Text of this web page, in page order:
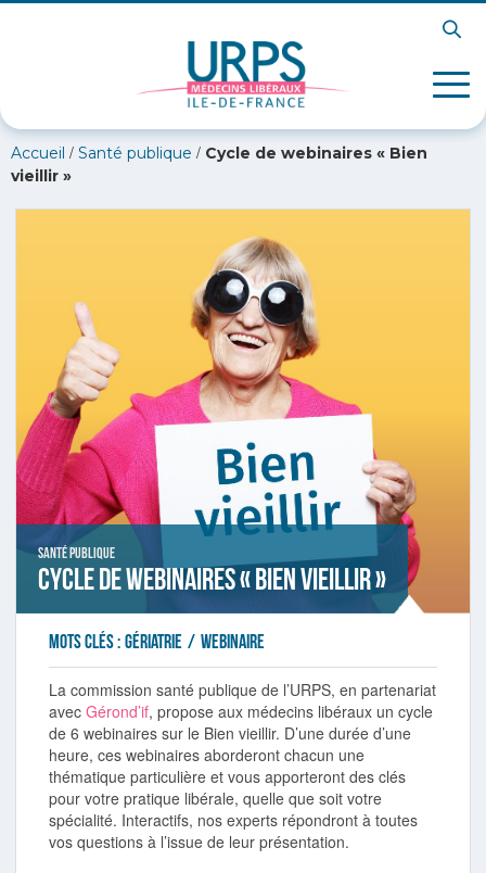
Accueil / Santé publique / Cycle de webinaires « Bien
vieillir »
Santé publique
Cycle de webinaires « Bien vieillir »
Mots clés : gériatrie / webinaire
La commission santé publique de l’URPS, en partenariat
avecGérond’if, propose aux médecins libéraux un cycle
de 6 webinaires sur le Bien vieillir. D’une durée d’une
heure, ces webinaires aborderont chacun une
thématique particulière et vous apporteront des clés
pour votre pratique libérale, quelle que soit votre
spécialité. Interactifs, nos experts répondront à toutes
vos questions à l’issue de leur présentation.